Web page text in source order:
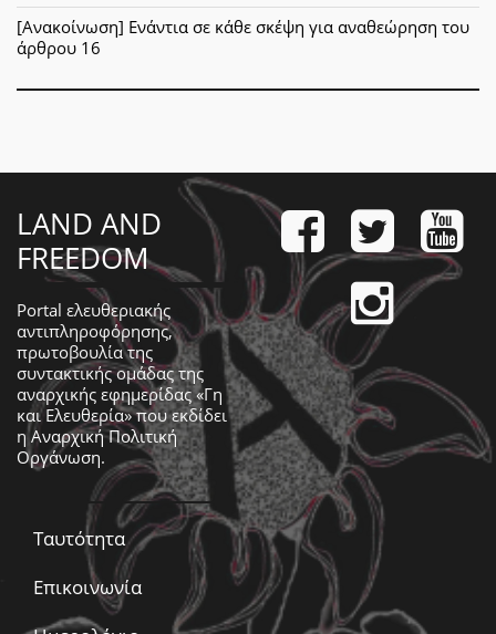
[Ανακοίνωση] Ενάντια σε κάθε σκέψη για αναθεώρηση του
άρθρου 16
LAND AND
FREEDOM
Portal ελευθεριακής
αντιπληροφόρησης,
πρωτοβουλία της
συντακτικής ομάδας της
αναρχικής εφημερίδας «Γη
και Ελευθερία» που εκδίδει
ηΑναρχική Πολιτική
Οργάνωση.
Ταυτότητα
Επικοινωνία